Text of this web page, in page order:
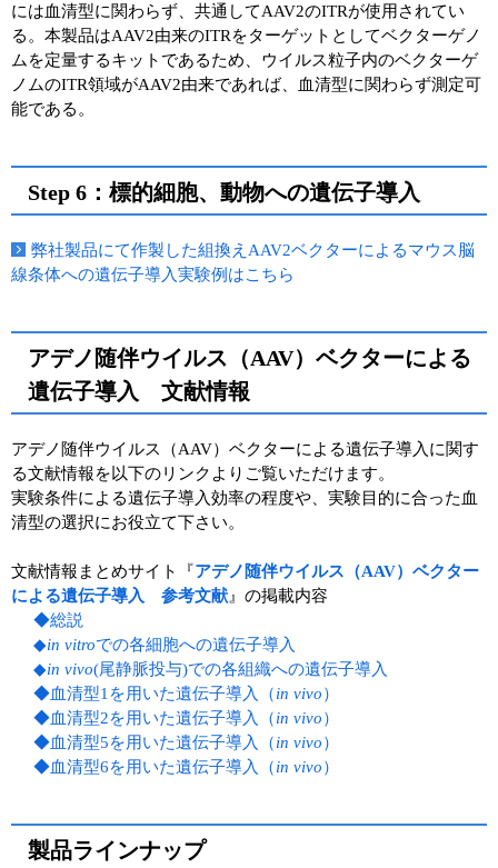
には血清型に関わらず、共通してAAV2のITRが使用されてい
る。本製品はAAV2由来のITRをターゲットとしてベクターゲノ
ムを定量するキットであるため、ウイルス粒子内のベクターゲ
ノムのITR領域がAAV2由来であれば、血清型に関わらず測定可
能である。
Step 6：標的細胞、動物への遺伝子導入
弊社製品にて作製した組換えAAV2ベクターによるマウス脳
線条体への遺伝子導入実験例はこちら
アデノ随伴ウイルス（AAV）ベクターによる
遺伝子導入 文献情報
アデノ随伴ウイルス（AAV）ベクターによる遺伝子導入に関す
る文献情報を以下のリンクよりご覧いただけます。
実験条件による遺伝子導入効率の程度や、実験目的に合った血
清型の選択にお役立て下さい。
文献情報まとめサイト『アデノ随伴ウイルス（AAV）ベクター
による遺伝子導入 参考文献 』の掲載内容
◆総説
◆in vitroでの各細胞への遺伝子導入
◆in vivo(尾静脈投与)での各組織への遺伝子導入
◆血清型1を用いた遺伝子導入（in vivo）
◆血清型2を用いた遺伝子導入（in vivo）
◆血清型5を用いた遺伝子導入（in vivo）
◆血清型6を用いた遺伝子導入（in vivo）
製品ラインナップ